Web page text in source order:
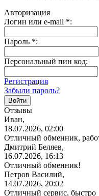
Авторизация
Логин или e-mail *:
Пароль *:
Персональный пин код:
Регистрация
Забыли пароль?
Отзывы
Иван,
18.07.2026, 02:00
Отличный обменник,
Дмитрий Беляев,
16.07.2026, 16:13
Отличный обменник!
Петров Василий,
14.07.2026, 20:02
Отличный сервис, быстро